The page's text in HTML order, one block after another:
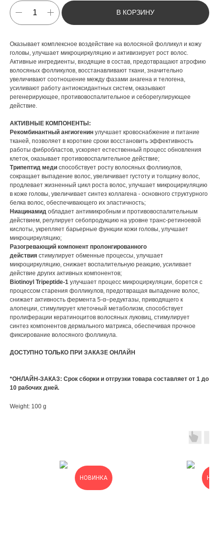
В КОРЗИНУ
Оказывает комплексное воздействие на волосяной фолликул и кожу
головы, улучшает микроциркуляцию и активизирует рост волос.
Активные ингредиенты, входящие в состав, предотвращают атрофию
волосяных фолликулов, восстанавливают ткани, значительно
увеличивают соотношение между фазами анагена и телогена,
усиливают работу антиоксидантных систем, оказывают
регенерирующее, противовоспалительное и себорегулирующее
действие.
АКТИВНЫЕ КОМПОНЕНТЫ:
Рекомбинантный ангиогенин улучшает кровоснабжение и питание
тканей, позволяет в короткие сроки восстановить эффективность
работы фибробластов, ускоряет естественный процесс обновления
клеток, оказывает противовоспалительное действие;
Трипептид меди способствует росту волосяных фолликулов,
сокращает выпадение волос, увеличивает густоту и толщину волос,
продлевает жизненный цикл роста волос, улучшает микроциркуляцию
в коже головы, увеличивает синтез коллагена - основного структурного
белка волос, обеспечивающего их эластичность;
Ниацинамид обладает антимикробным и противовоспалительным
действием, регулирует себопродукцию на уровне транс-ретиноевой
кислоты, укрепляет барьерные функции кожи головы, улучшает
микроциркуляцию;
Разогревающий компонент пролонгированного
действия стимулирует обменные процессы, улучшает
микроциркуляцию, снижает воспалительную реакцию, усиливает
действие других активных компонентов;
Biotinoyl Tripeptide-1 улучшает процесс микроциркуляции, борется с
процессом старения фолликулов, предотвращая выпадение волос,
снижает активность фермента 5-α–редуктазы, приводящего к
алопеции, стимулирует клеточный метаболизм, способствует
пролиферации кератиноцитов волосяных луковиц, стимулирует
синтез компонентов дермального матрикса, обеспечивая прочное
фиксирование волосяного фолликула.
ДОСТУПНО ТОЛЬКО ПРИ ЗАКАЗЕ ОНЛАЙН
*ОНЛАЙН-ЗАКАЗ: Срок сборки и отгрузки товара составляет от 1 до
10 рабочих дней.
Weight: 100 g
НОВИНКА